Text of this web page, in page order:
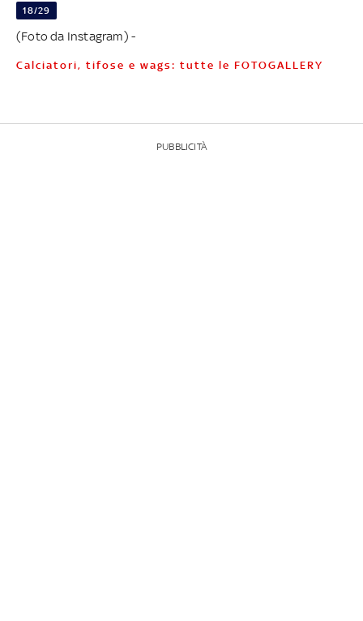
18/29
(Foto da Instagram) -
Calciatori, tifose e wags: tutte le FOTOGALLERY
PUBBLICITÀ